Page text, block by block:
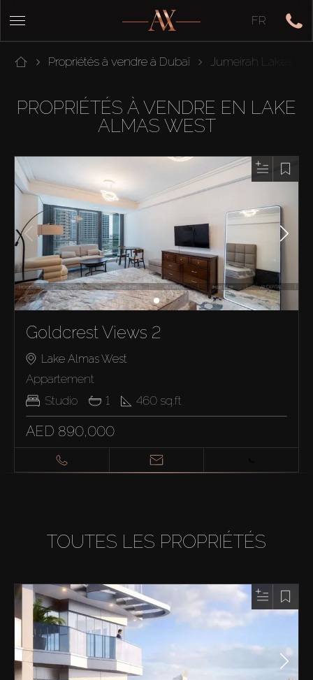
FR
Propriétés à vendre à Dubaï Jumeirah Lakes
PROPRIÉTÉS À VENDRE EN LAKE
ALMAS WEST
Goldcrest Views 2
Lake Almas West
Appartement
Studio
1 460 sq.ft
AED 890,000
TOUTES LES PROPRIÉTÉS